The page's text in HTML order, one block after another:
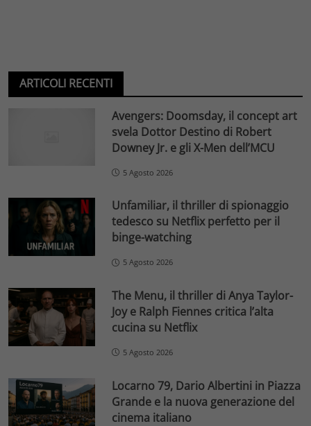
ARTICOLI RECENTI
Avengers: Doomsday, il concept art
svela Dottor Destino di Robert
Downey Jr. e gli X-Men dell’MCU
5 Agosto 2026
Unfamiliar, il thriller di spionaggio
tedesco su Netflix perfetto per il
binge-watching
5 Agosto 2026
The Menu, il thriller di Anya Taylor-
Joy e Ralph Fiennes critica l’alta
cucina su Netflix
5 Agosto 2026
Locarno 79, Dario Albertini in Piazza
Grande e la nuova generazione del
cinema italiano